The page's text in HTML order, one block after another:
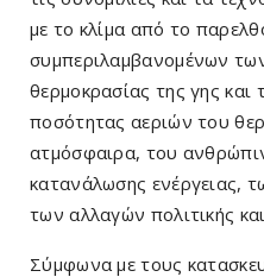
με το κλίμα από το
συμπεριλαμβανομένων
θερμοκρασίας της γης και
ποσότητας αεριών του
ατμόσφαιρα, του
κατανάλωσης ενέργειας,
των αλλαγών πολιτικής
Σύμφωνα με τους